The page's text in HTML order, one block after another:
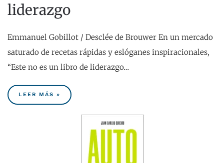
liderazgo
Emmanuel Gobillot / Desclée de Brouwer En un mercado
saturado de recetas rápidas y eslóganes inspiracionales,
“Este no es un libro de liderazgo…
LEER MÁS »